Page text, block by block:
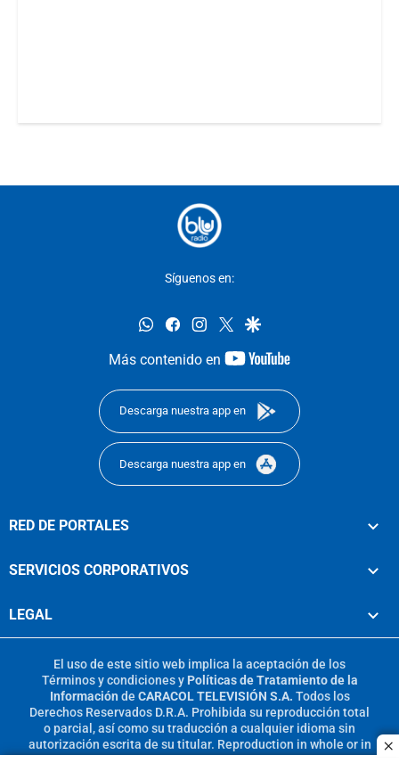
Síguenos en:
whatsappfacebookinstagram
twittergoogle
Más contenido en
youtube-
Descarga nuestra app en
Descarga nuestra app en
RED DE PORTALES
SERVICIOS CORPORATIVOS
LEGAL
El uso de este sitio web implica la aceptación de los
Términos y condicionesy Políticas de Tratamiento de la
Información de CARACOL TELEVISIÓN S.A. Todos los
Derechos Reservados D.R.A. Prohibida su reproducción total
o parcial, así como su traducción a cualquier idioma sin
autorización escrita de su titular. Reproduction in whole or in